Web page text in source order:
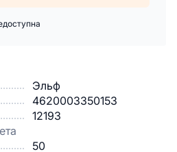
Эльф
4620003350153
12193
50